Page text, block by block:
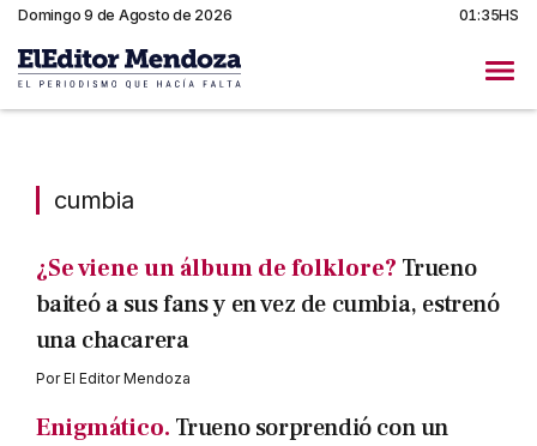
Domingo 9 de Agosto de 2026 01:35HS
cumbia
¿Se viene un álbum de folklore? Trueno
baiteó a sus fans y en vez de cumbia, estrenó
una chacarera
PorEl Editor Mendoza
Enigmático. Trueno sorprendió con un